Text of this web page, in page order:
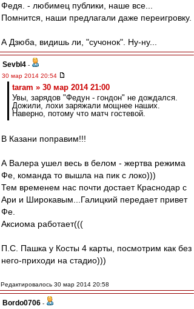
Федя. - любимец публики, наше все...
Помнится, наши предлагали даже переигровку.
А Дзюба, видишь ли, "сучонок". Ну-ну...
Sevbl4 -
30 мар 2014 20:54
taram » 30 мар 2014 21:00
Увы, зарядов "Федун - гондон" не дождался.
Дожили, лохи заряжали мощнее наших.
Наверно, потому что матч гостевой.
В Казани поправим!!!
А Валера ушел весь в белом - жертва режима
Фе, команда то вышла на пик с локо)))
Тем временем нас почти достает Краснодар с
Ари и Широкавым...Галицкий передает привет
Фе.
Аксиома работает(((
П.С. Пашка у Косты 4 карты, посмотрим как без
него-приходи на стадио)))
Редактировалось 30 мар 2014 20:58
Bordo0706 -